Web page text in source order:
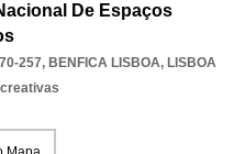
De Espaços
257, BENFICA LISBOA, LISBOA